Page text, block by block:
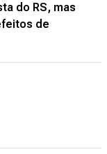
do RS, mas
de